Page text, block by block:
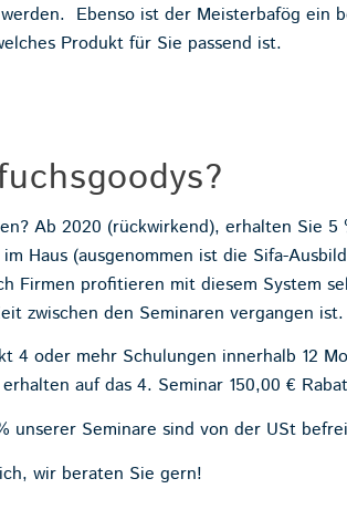
Ebenso ist der Meisterbafög
Produkt für Sie passend ist.
Ab 2020 (rückwirkend), erhalten Sie 5
Haus (ausgenommen ist die Sifa-
Firmen profitieren mit diesem System
zwischen den Seminaren vergangen ist.
4 oder mehr Schulungen innerhalb 12
auf das 4. Seminar 150,00 €
Seminare sind von der USt
wir beraten Sie gern!